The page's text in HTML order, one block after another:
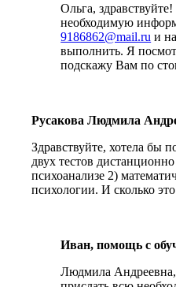
Ольга,
необходимую
9186862@mail.ru и
выполнить. Я
подскажу Вам по
Русакова Людмила
Здравствуйте, хотела бы
двух тестов
психоанализе 2)
психологии. И сколько это
Иван, помощь с
Людмила